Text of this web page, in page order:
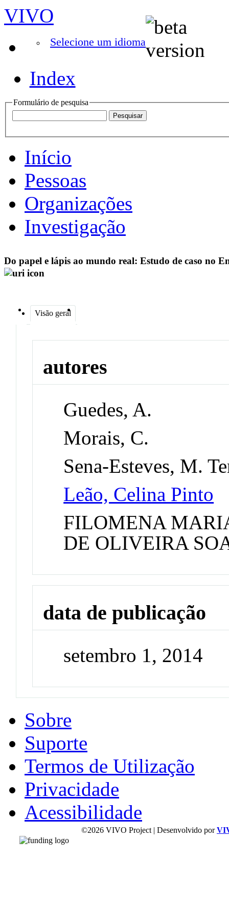
VIVO
Selecione um idioma
Index
Formulário de pesquisa
Início
Pessoas
Organizações
Investigação
Do papel e lápis ao mundo real: Estudo de caso no
Visão geral
autores
Guedes, A.
Morais, C.
Sena-Esteves, M.
Leão, Celina Pinto
FILOMENA
DE OLIVEIRA
data de publicação
setembro 1, 2014
Sobre
Suporte
Termos de Utilização
Privacidade
Acessibilidade
©2026 VIVO Project | Desenvolvido por